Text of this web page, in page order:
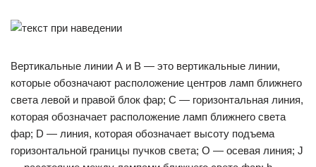
Вертикальные линии А и В — это вертикальные линии,
которые обозначают расположение центров ламп ближнего
света левой и правой блок фар; С — горизонтальная линия,
которая обозначает расположение ламп ближнего света
фар; D — линия, которая обозначает высоту подъема
горизонтальной границы пучков света; О — осевая линия; J